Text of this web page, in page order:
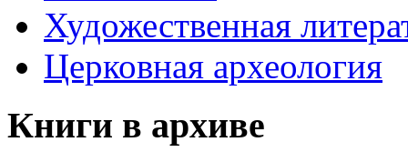
Художественная
Церковная археология
Книги в архиве